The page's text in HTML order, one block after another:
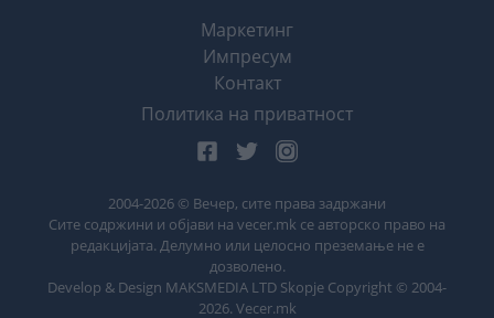
Маркетинг
Импресум
Контакт
Политика на приватност
2004-2026 © Вечер, сите права задржани
Сите содржини и објави на vecer.mk се авторско право на
редакцијата. Делумно или целосно преземање не е
дозволено.
Develop & Design MAKSMEDIA LTD Skopje Copyright © 2004-
2026. Vecer.mk